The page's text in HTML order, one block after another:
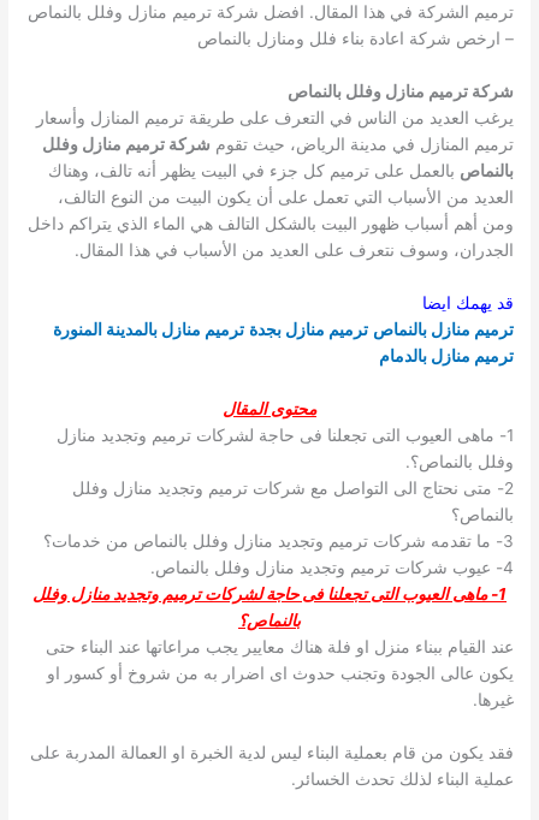
ترميم الشركة في هذا المقال. افضل شركة ترميم منازل وفلل بالنماص
– ارخص شركة اعادة بناء فلل ومنازل بالنماص
شركة ترميم منازل وفلل بالنماص
يرغب العديد من الناس في التعرف على طريقة ترميم المنازل وأسعار
ترميم المنازل في مدينة الرياض، حيث تقوم شركة ترميم منازل وفلل
بالنماص بالعمل على ترميم كل جزء في البيت يظهر أنه تالف، وهناك
العديد من الأسباب التي تعمل على أن يكون البيت من النوع التالف،
ومن أهم أسباب ظهور البيت بالشكل التالف هي الماء الذي يتراكم داخل
الجدران، وسوف نتعرف على العديد من الأسباب في هذا المقال.
قد يهمك ايضا
ترميم منازل بالنماص ترميم منازل بجدة ترميم منازل بالمدينة المنورة
ترميم منازل بالدمام
محتوى المقال
1- ماهى العيوب التى تجعلنا فى حاجة لشركات ترميم وتجديد منازل
وفلل بالنماص؟.
2- متى نحتاج الى التواصل مع شركات ترميم وتجديد منازل وفلل
بالنماص؟
3- ما تقدمه شركات ترميم وتجديد منازل وفلل بالنماص من خدمات؟
4- عيوب شركات ترميم وتجديد منازل وفلل بالنماص.
1- ماهى العيوب التى تجعلنا فى حاجة لشركات ترميم وتجديد منازل وفلل
بالنماص؟
عند القيام ببناء منزل او فلة هناك معايير يجب مراعاتها عند البناء حتى
يكون عالى الجودة وتجنب حدوث اى اضرار به من شروخ أو كسور او
غيرها.
فقد يكون من قام بعملية البناء ليس لدية الخبرة او العمالة المدربة على
عملية البناء لذلك تحدث الخسائر.